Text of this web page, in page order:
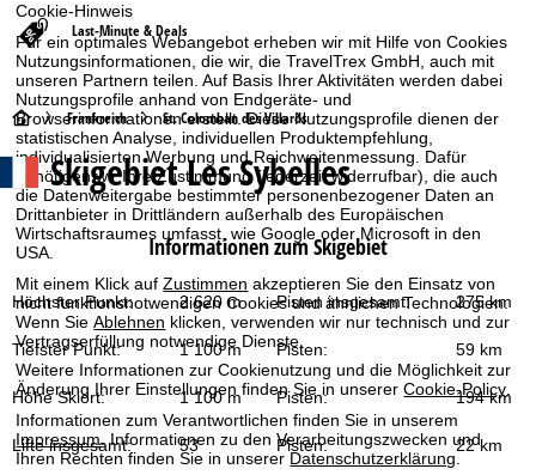
Cookie-Hinweis
Für ein optimales Webangebot erheben wir mit Hilfe von Cookies
Nutzungsinformationen, die wir, die TravelTrex GmbH, auch mit
unseren Partnern teilen. Auf Basis Ihrer Aktivitäten werden dabei
Nutzungsprofile anhand von Endgeräte- und
Browserinformationen erstellt. Diese Nutzungsprofile dienen der
statistischen Analyse, individuellen Produktempfehlung,
individualisierten Werbung und Reichweitenmessung. Dafür
benötigen wir Ihre Zustimmung (jederzeit widerrufbar), die auch
die Datenweitergabe bestimmter personenbezogener Daten an
Drittanbieter in Drittländern außerhalb des Europäischen
Wirtschaftsraumes umfasst, wie Google oder Microsoft in den
USA.
Mit einem Klick aufZustimmen akzeptieren Sie den Einsatz von
nicht funktionsnotwendigen Cookies und ähnlichen Technologien.
Wenn SieAblehnen klicken, verwenden wir nur technisch und zur
Vertragserfüllung notwendige Dienste.
Weitere Informationen zur Cookienutzung und die Möglichkeit zur
Änderung Ihrer Einstellungen finden Sie in unsererCookie-Policy.
Informationen zum Verantwortlichen finden Sie in unserem
Impressum. Informationen zu den Verarbeitungszwecken und
Ihren Rechten finden Sie in unserer Datenschutzerklärung.
Last-Minute & Deals
S
t
a
r
t
s
e
i
Frankreich St. Colomban des Villards
SkigebietLes Sybelles
Informationen zum Skigebiet
Höchster Punkt: 2 620 m Pisten insgesamt: 275 km
Tiefster Punkt: 1 100 m Pisten: 59 km
Höhe Skiort: 1 100 m Pisten: 194 km
Lifte insgesamt: 53 Pisten: 22 km